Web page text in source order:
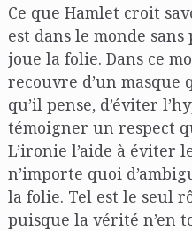
Ce que Hamlet croit
est dans le monde
joue la folie. Dans ce
recouvre d’un
qu’il pense, d’éviter
témoigner un respect
L’ironie l’aide à éviter
n’importe quoi
la folie. Tel est le seul
puisque la vérité n’en